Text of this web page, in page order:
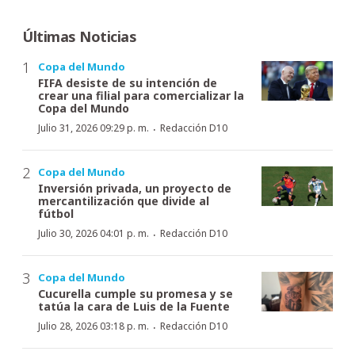
Últimas Noticias
Copa del Mundo
FIFA desiste de su intención de
crear una filial para comercializar la
Copa del Mundo
Julio 31, 2026 09:29 p. m. · Redacción D10
Copa del Mundo
Inversión privada, un proyecto de
mercantilización que divide al
fútbol
Julio 30, 2026 04:01 p. m. · Redacción D10
Copa del Mundo
Cucurella cumple su promesa y se
tatúa la cara de Luis de la Fuente
Julio 28, 2026 03:18 p. m. · Redacción D10